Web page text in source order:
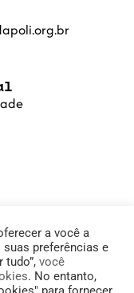
PoliSaber |
a você a
preferências e
tudo”, você
. No entanto,